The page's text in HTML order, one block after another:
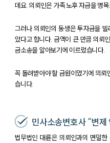
데요. 의뢰인은 가족 노후 자금을 명
그러나 의뢰인의 동생은 투자금을
았다고 합니다. 금액이 큰 만큼 의뢰
금소송을 알아보기에 이르렀습니다.
꼭 돌려받아야 할 금원이었기에 의뢰
습니다.
민사소송변호사 “변
법무법인 대륜은 의뢰인과의 면밀